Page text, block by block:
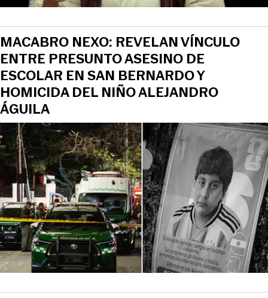
MACABRO NEXO: REVELAN VÍNCULO
ENTRE PRESUNTO ASESINO DE
ESCOLAR EN SAN BERNARDO Y
HOMICIDA DEL NIÑO ALEJANDRO
ÁGUILA